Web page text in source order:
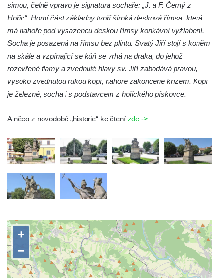
Socha Krista klesajícího pod křížem u
kostela svatého Mikuláše v Českých
Budějovicích
Socha svatého Jana Nepomuckého u
Socha S tebou v parku na Senovážném
Socha Tornádo v parku na Senovážném
Sousoší Humanoidi na Lannově třídě v
Českých Budějovicích
Pomník Vojtěcha Adalberta Lanny v parku
Na Sadech v Českých Budějovicích
Socha Mateřství v parku Na Sadech v
Českých Budějovicích
Památník Otokara Mokrého v parku Na
Sadech v Českých Budějovicích
simou, čelně vpravo je signatura sochaře: „J. a F. Černý z
Hořic“. Horní část základny tvoří široká desková římsa, která
má nahoře pod vysazenou deskou římsy konkávní vyžlabení.
Socha je posazená na římsu bez plintu. Svatý Jiří stojí s koněm
na skále a vzpínající se kůň se vrhá na draka, do jehož
rozevřené tlamy a zvednuté hlavy sv. Jiří zabodává pravou,
vysoko zvednutou rukou kopí, nahoře zakončené křížem. Kopí
je železné, socha i s podstavcem z hořického pískovce.
A něco z novodobé „historie“ ke čtení zde ->